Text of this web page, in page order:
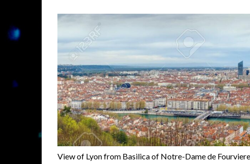
View of Lyon from Basilica of Notre-Dame de Fourviere